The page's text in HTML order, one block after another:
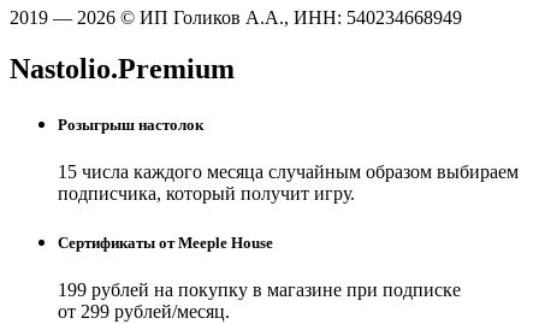
2019 — 2026 © ИП Голиков А.А., ИНН: 540234668949
Nastolio.Premium
Розыгрыш настолок
15 числа каждого месяца случайным образом выбираем
подписчика, который получит игру.
Сертификаты от Meeple House
199 рублей на покупку в магазине при подписке
от 299 рублей/месяц.